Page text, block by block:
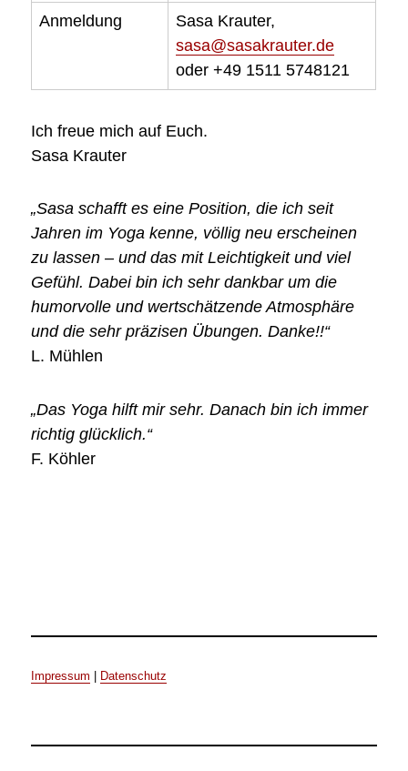
Anmeldung
Sasa Krauter,
sasa@sasakrauter.de
oder +49 1511 5748121
Ich freue mich auf Euch.
Sasa Krauter
„Sasa schafft es eine Position, die ich seit
Jahren im Yoga kenne, völlig neu erscheinen
zu lassen – und das mit Leichtigkeit und viel
Gefühl. Dabei bin ich sehr dankbar um die
humorvolle und wertschätzende Atmosphäre
und die sehr präzisen Übungen. Danke!!“
L. Mühlen
„Das Yoga hilft mir sehr. Danach bin ich immer
richtig glücklich.“
F. Köhler
Impressum Datenschutz